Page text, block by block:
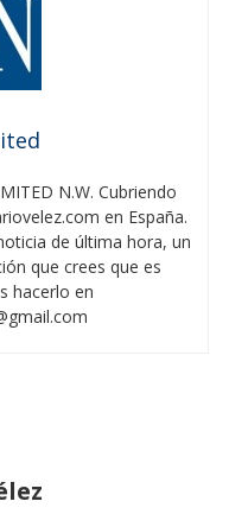
N.W. Cubriendo
en España.
de última hora, un
que crees que es
hacerlo en